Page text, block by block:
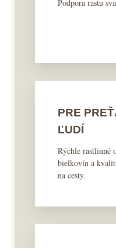
Podpora rastu
PRE
ĽUDÍ
Rýchle rastlinné
bielkovín a
na cesty.